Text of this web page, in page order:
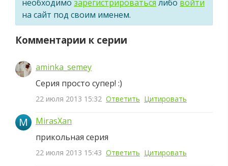
необходимо зарегистрироваться либо войти
на сайт под своим именем.
Комментарии к серии
aminka_semey
Серия просто супер! :)
22 июля 2013 15:32 Ответить Цитировать
M
MirasXan
прикольная серия
22 июля 2013 15:43 Ответить Цитировать